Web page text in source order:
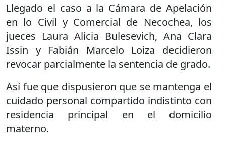
Llegado el caso a la Cámara de Apelación
en lo Civil y Comercial de Necochea, los
jueces Laura Alicia Bulesevich, Ana Clara
Issin y Fabián Marcelo Loiza decidieron
revocar parcialmente la sentencia de grado.
Así fue que dispusieron que se mantenga el
cuidado personal compartido indistinto con
residencia principal en el domicilio
materno.